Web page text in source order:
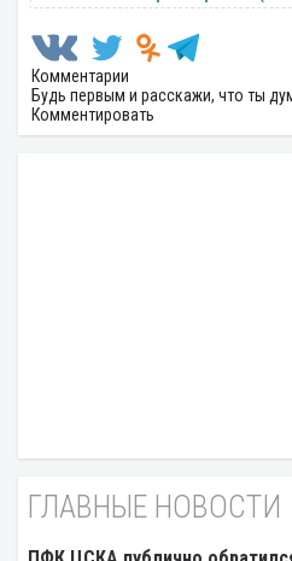
Комментарии
Будь первым и расскажи, что ты
Комментировать
ГЛАВНЫЕ НОВОСТИ